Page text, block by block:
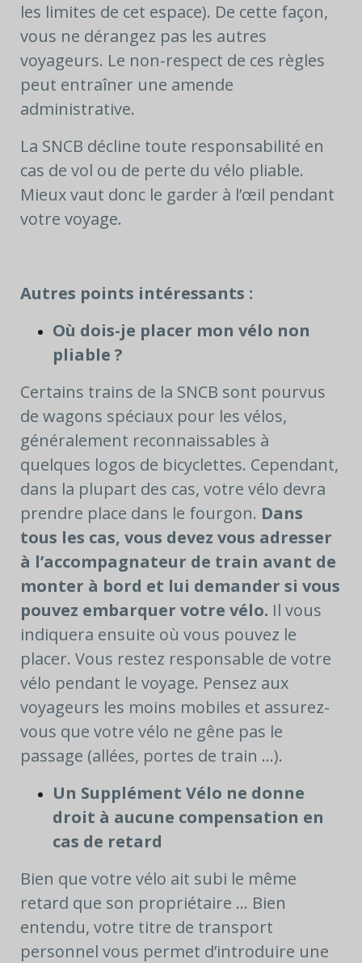
les limites de cet espace). De cette façon,
vous ne dérangez pas les autres
voyageurs. Le non-respect de ces règles
peut entraîner une amende
administrative.
La SNCB décline toute responsabilité en
cas de vol ou de perte du vélo pliable.
Mieux vaut donc le garder à l’œil pendant
votre voyage.
Autres points intéressants :
Où dois-je placer mon vélo non
pliable ?
Certains trains de la SNCB sont pourvus
de wagons spéciaux pour les vélos,
généralement reconnaissables à
quelques logos de bicyclettes. Cependant,
dans la plupart des cas, votre vélo devra
prendre place dans le fourgon. Dans
tous les cas, vous devez vous adresser
à l’accompagnateur de train avant de
monter à bord et lui demander si vous
pouvez embarquer votre vélo. Il vous
indiquera ensuite où vous pouvez le
placer. Vous restez responsable de votre
vélo pendant le voyage. Pensez aux
voyageurs les moins mobiles et assurez-
vous que votre vélo ne gêne pas le
passage (allées, portes de train ...).
Un Supplément Vélo ne donne
droit à aucune compensation en
cas de retard
Bien que votre vélo ait subi le même
retard que son propriétaire ... Bien
entendu, votre titre de transport
personnel vous permet d’introduire une